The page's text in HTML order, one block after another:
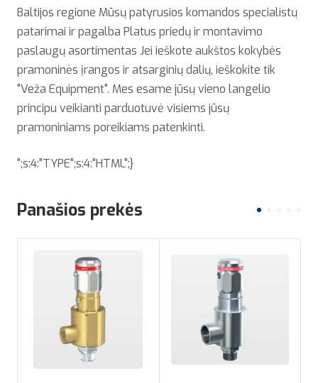
Baltijos regione Mūsų patyrusios komandos specialistų
patarimai ir pagalba Platus priedų ir montavimo
paslaugų asortimentas Jei ieškote aukštos kokybės
pramoninės įrangos ir atsarginių dalių, ieškokite tik
"Veža Equipment". Mes esame jūsų vieno langelio
principu veikianti parduotuvė visiems jūsų
pramoniniams poreikiams patenkinti.
";s:4:"TYPE";s:4:"HTML";}
Panašios prekės